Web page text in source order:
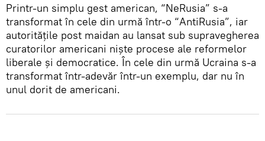
Printr-un simplu gest american, “NeRusia” s-a
transformat în cele din urmă într-o “AntiRusia”, iar
autoritățile post maidan au lansat sub supravegherea
curatorilor americani niște procese ale reformelor
liberale și democratice. În cele din urmă Ucraina s-a
transformat într-adevăr într-un exemplu, dar nu în
unul dorit de americani.